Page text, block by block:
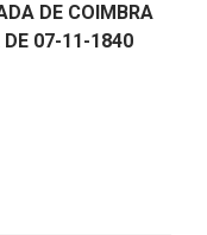
DE COIMBRA
DE 07-11-1840